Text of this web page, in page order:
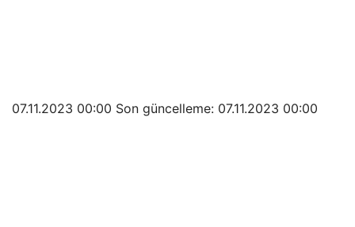
07.11.2023 00:00 Son güncelleme: 07.11.2023 00:00